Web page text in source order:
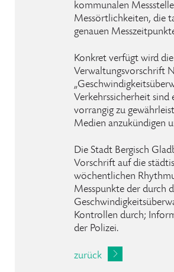
kommunalen
Messörtlichkeiten, die
genauen
Konkret verfügt wird
Verwaltungsvorschrift
Verkehrssicherheit sind
vorrangig zu
Medien anzukündigen
Die Stadt Bergisch
Vorschrift auf die
wöchentlichen
Messpunkte der durch
Kontrollen durch;
der Polizei.
zurück